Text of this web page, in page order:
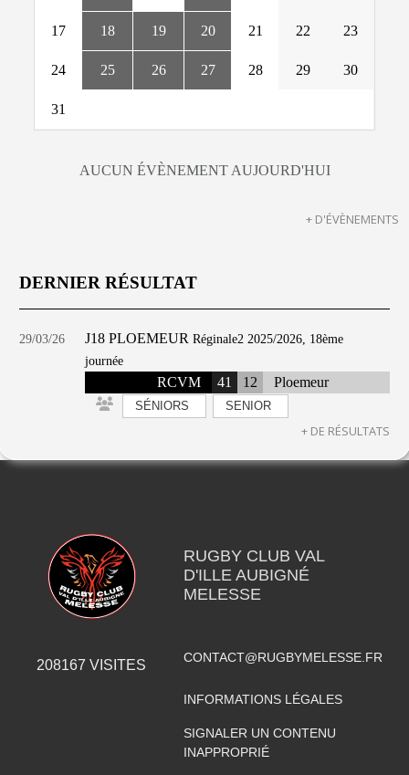
17 18 19 20 21 22 23
24 25 26 27 28 29 30
31
AUCUN ÉVÈNEMENT AUJOURD'HUI
+ D'ÉVÈNEMENTS
DERNIER RÉSULTAT
29/03/26 J18 PLOEMEUR Réginale2 2025/2026, 18ème
journée
RCVM 41 12 Ploemeur
SÉNIORS SENIOR
+ DE RÉSULTATS
208167 VISITES
RUGBY CLUB VAL
D'ILLE AUBIGNÉ
MELESSE
CONTACT@RUGBYMELESSE.FR
INFORMATIONS LÉGALES
SIGNALER UN CONTENU
INAPPROPRIÉ